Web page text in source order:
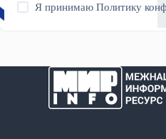
Я принимаюПолитику